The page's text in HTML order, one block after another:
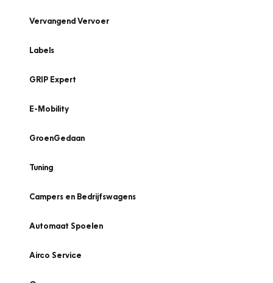
Vervangend Vervoer
Labels
GRIP Expert
E-Mobility
GroenGedaan
Tuning
Campers en Bedrijfswagens
Automaat Spoelen
Airco Service